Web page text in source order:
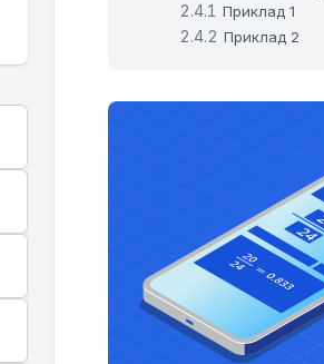
Приклад 1
Приклад 2